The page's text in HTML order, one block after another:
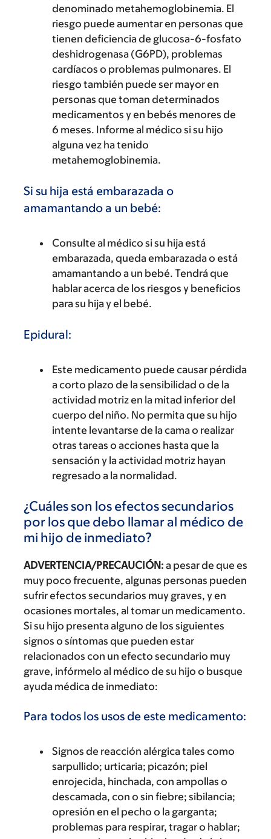
denominado metahemoglobinemia. El
riesgo puede aumentar en personas que
tienen deficiencia de glucosa-6-fosfato
deshidrogenasa (G6PD), problemas
cardíacos o problemas pulmonares. El
riesgo también puede ser mayor en
personas que toman determinados
medicamentos y en bebés menores de
6 meses. Informe al médico si su hijo
alguna vez ha tenido
metahemoglobinemia.
Si su hija está embarazada o
amamantando a un bebé:
Consulte al médico si su hija está
embarazada, queda embarazada o está
amamantando a un bebé. Tendrá que
hablar acerca de los riesgos y beneficios
para su hija y el bebé.
Epidural:
Este medicamento puede causar pérdida
a corto plazo de la sensibilidad o de la
actividad motriz en la mitad inferior del
cuerpo del niño. No permita que su hijo
intente levantarse de la cama o realizar
otras tareas o acciones hasta que la
sensación y la actividad motriz hayan
regresado a la normalidad.
¿Cuáles son los efectos secundarios
por los que debo llamar al médico de
mi hijo de inmediato?
ADVERTENCIA/PRECAUCIÓN: a pesar de que es
muy poco frecuente, algunas personas pueden
sufrir efectos secundarios muy graves, y en
ocasiones mortales, al tomar un medicamento.
Si su hijo presenta alguno de los siguientes
signos o síntomas que pueden estar
relacionados con un efecto secundario muy
grave, infórmelo al médico de su hijo o busque
ayuda médica de inmediato:
Para todos los usos de este medicamento:
Signos de reacción alérgica tales como
sarpullido; urticaria; picazón; piel
enrojecida, hinchada, con ampollas o
descamada, con o sin fiebre; sibilancia;
opresión en el pecho o la garganta;
problemas para respirar, tragar o hablar;